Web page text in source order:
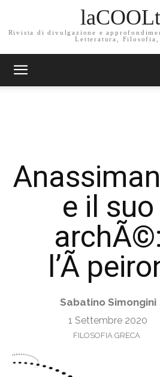
Rivista di divulgazione e
Letteratura, Filosofia,
e il suo
archÃ©:
l’Ã
Sabatino Simongini
1 Settembre 2020
FILOSOFIA GRECA